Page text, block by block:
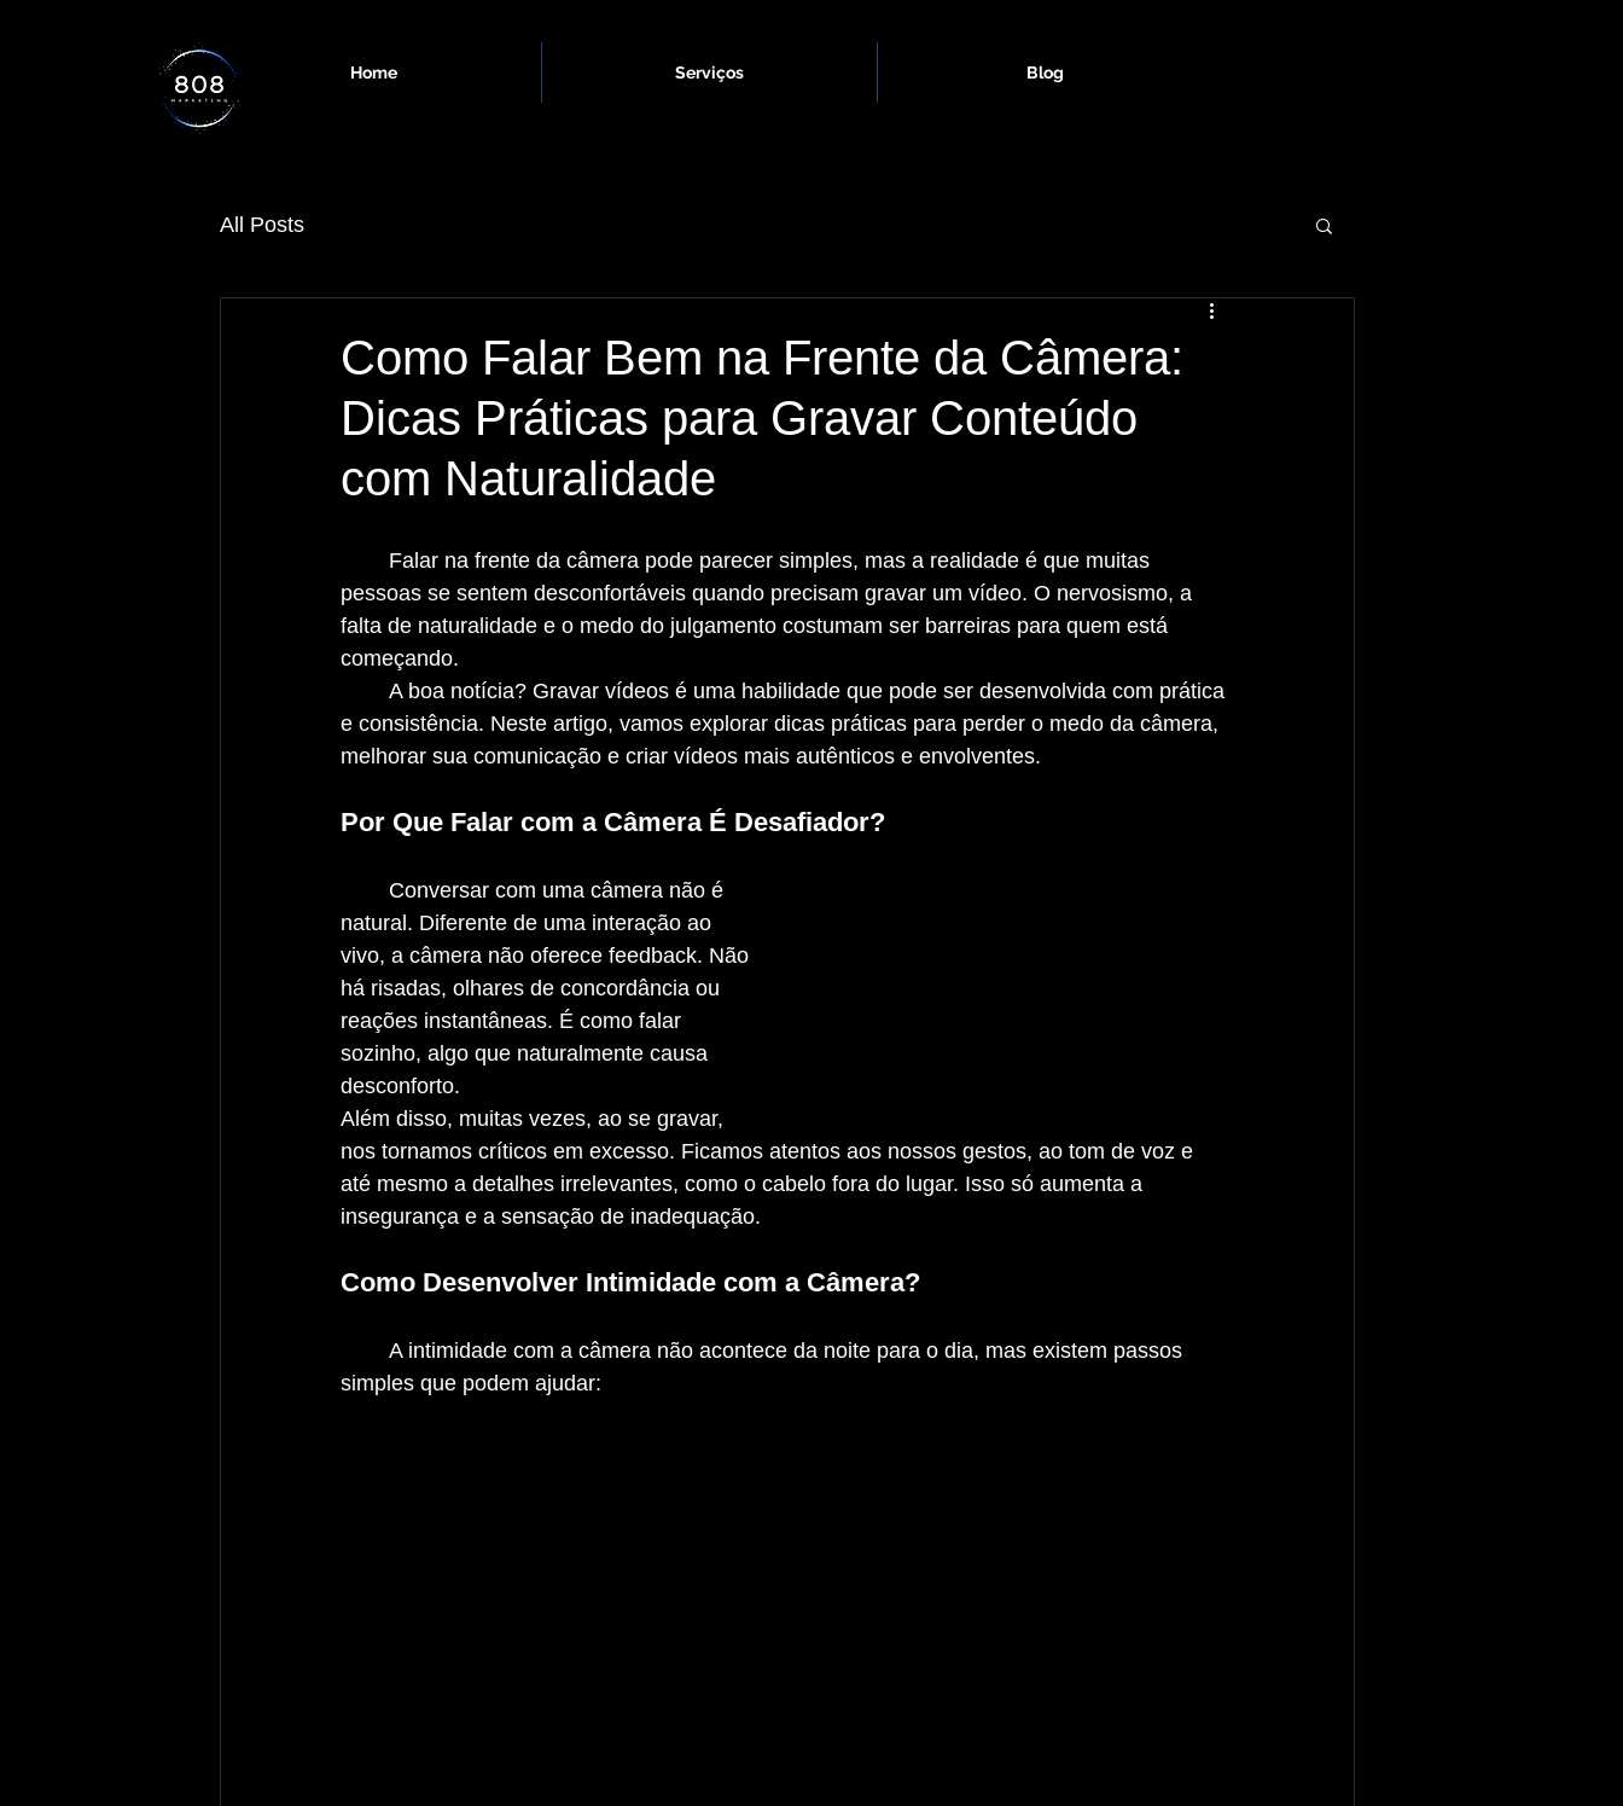
Home Serviços Blog
All Posts
Como Falar Bem na Frente da Câmera:
Dicas Práticas para Gravar Conteúdo
com Naturalidade
pessoas se sentem desconfortáveis quando precisam gravar um vídeo. O nervosismo, a
falta de naturalidade e o medo do julgamento costumam ser barreiras para quem está
começando.
e consistência. Neste artigo, vamos explorar dicas práticas para perder o medo da câmera,
melhorar sua comunicação e criar vídeos mais autênticos e envolventes.
Por Que Falar com a Câmera É Desafiador?
natural. Diferente de uma interação ao
vivo, a câmera não oferece feedback. Não
há risadas, olhares de concordância ou
reações instantâneas. É como falar
sozinho, algo que naturalmente causa
desconforto.
Além disso, muitas vezes, ao se gravar,
nos tornamos críticos em excesso. Ficamos atentos aos nossos gestos, ao tom de voz e
até mesmo a detalhes irrelevantes, como o cabelo fora do lugar. Isso só aumenta a
insegurança e a sensação de inadequação.
Como Desenvolver Intimidade com a Câmera?
simples que podem ajudar: